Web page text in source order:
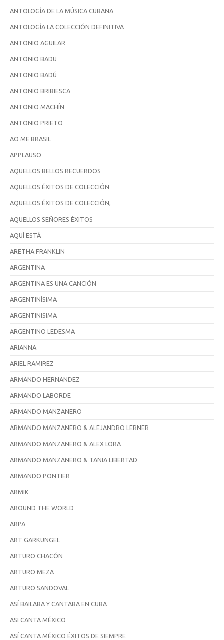
ANTOLOGÍA DE LA MÚSICA CUBANA
ANTOLOGÍA LA COLECCIÓN DEFINITIVA
ANTONIO AGUILAR
ANTONIO BADU
ANTONIO BADÚ
ANTONIO BRIBIESCA
ANTONIO MACHÍN
ANTONIO PRIETO
AO ME BRASIL
APPLAUSO
AQUELLOS BELLOS RECUERDOS
AQUELLOS ÉXITOS DE COLECCIÓN
AQUELLOS ÉXITOS DE COLECCIÓN,
AQUELLOS SEÑORES ÉXITOS
AQUÍ ESTÁ
ARETHA FRANKLIN
ARGENTINA
ARGENTINA ES UNA CANCIÓN
ARGENTINÍSIMA
ARGENTINISIMA
ARGENTINO LEDESMA
ARIANNA
ARIEL RAMIREZ
ARMANDO HERNANDEZ
ARMANDO LABORDE
ARMANDO MANZANERO
ARMANDO MANZANERO & ALEJANDRO LERNER
ARMANDO MANZANERO & ALEX LORA
ARMANDO MANZANERO & TANIA LIBERTAD
ARMANDO PONTIER
ARMIK
AROUND THE WORLD
ARPA
ART GARKUNGEL
ARTURO CHACÓN
ARTURO MEZA
ARTURO SANDOVAL
ASÍ BAILABA Y CANTABA EN CUBA
ASI CANTA MÉXICO
ASÍ CANTA MÉXICO ÉXITOS DE SIEMPRE